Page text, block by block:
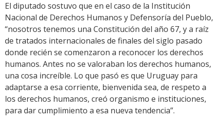
El diputado sostuvo que en el caso de la Institución
Nacional de Derechos Humanos y Defensoría del Pueblo,
“nosotros tenemos una Constitución del año 67, y a raíz
de tratados internacionales de finales del siglo pasado
donde recién se comenzaron a reconocer los derechos
humanos. Antes no se valoraban los derechos humanos,
una cosa increíble. Lo que pasó es que Uruguay para
adaptarse a esa corriente, bienvenida sea, de respeto a
los derechos humanos, creó organismo e instituciones,
para dar cumplimiento a esa nueva tendencia”.